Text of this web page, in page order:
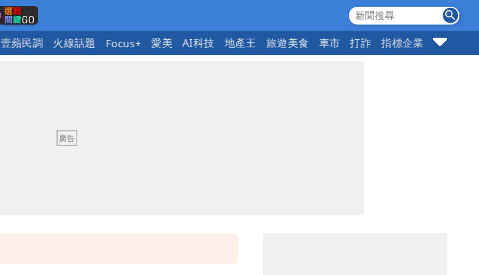
壹蘋民調 火線話題 Focus+ 愛美 AI科技 地產王 旅遊美食 車市 打詐 指標企業 壹蘋頭家